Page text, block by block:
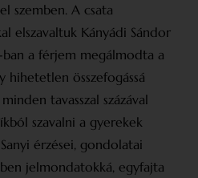
szemben. A csata
elszavaltuk Kányádi Sándor
a férjem megálmodta a
hihetetlen összefogássá
tavasszal százával
szavalni a gyerekek
érzései, gondolatai
jelmondatokká, egyfajta